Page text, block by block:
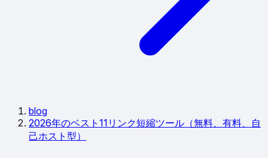
blog
2026年のベスト11リンク短縮ツール（無料、有料、自
己ホスト型）